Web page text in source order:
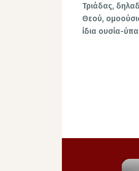
Τριάδας,
Θεού,
ίδια ουσία-